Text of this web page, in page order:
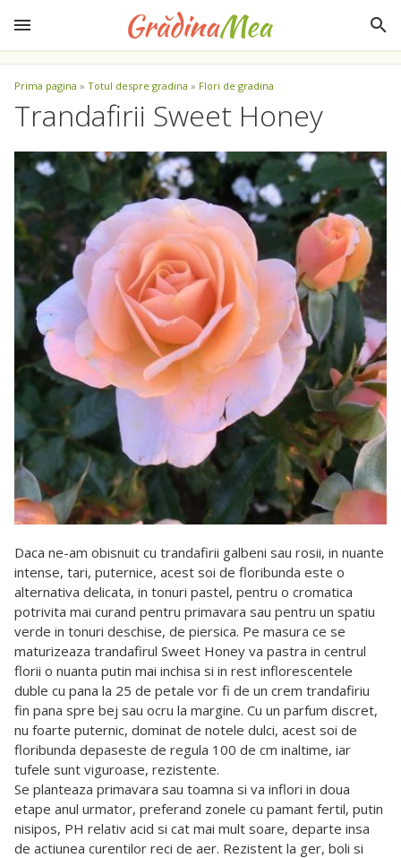
Prima pagina » Totul despre gradina » Flori de gradina
Trandafirii Sweet Honey
Daca ne-am obisnuit cu trandafirii galbeni sau rosii, in nuante
intense, tari, puternice, acest soi de floribunda este o
alternativa delicata, in tonuri pastel, pentru o cromatica
potrivita mai curand pentru primavara sau pentru un spatiu
verde in tonuri deschise, de piersica. Pe masura ce se
maturizeaza trandafirul Sweet Honey va pastra in centrul
florii o nuanta putin mai inchisa si in rest inflorescentele
duble cu pana la 25 de petale vor fi de un crem trandafiriu
fin pana spre bej sau ocru la margine. Cu un parfum discret,
nu foarte puternic, dominat de notele dulci, acest soi de
floribunda depaseste de regula 100 de cm inaltime, iar
tufele sunt viguroase, rezistente.
Se planteaza primavara sau toamna si va inflori in doua
etape anul urmator, preferand zonele cu pamant fertil, putin
nisipos, PH relativ acid si cat mai mult soare, departe insa
de actiunea curentilor reci de aer. Rezistent la ger, boli si